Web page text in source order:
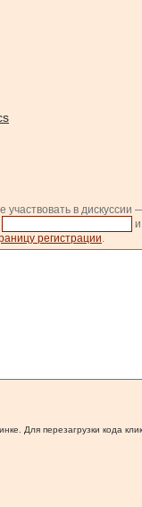
в дискуссии
регистрации.
Для перезагрузки кода